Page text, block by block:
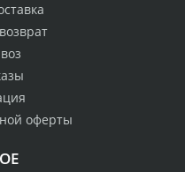
оферты